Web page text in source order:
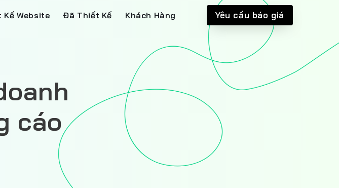
Kế Website Đã Thiết Kế Khách Hàng Yêu cầu báo giá
cáo